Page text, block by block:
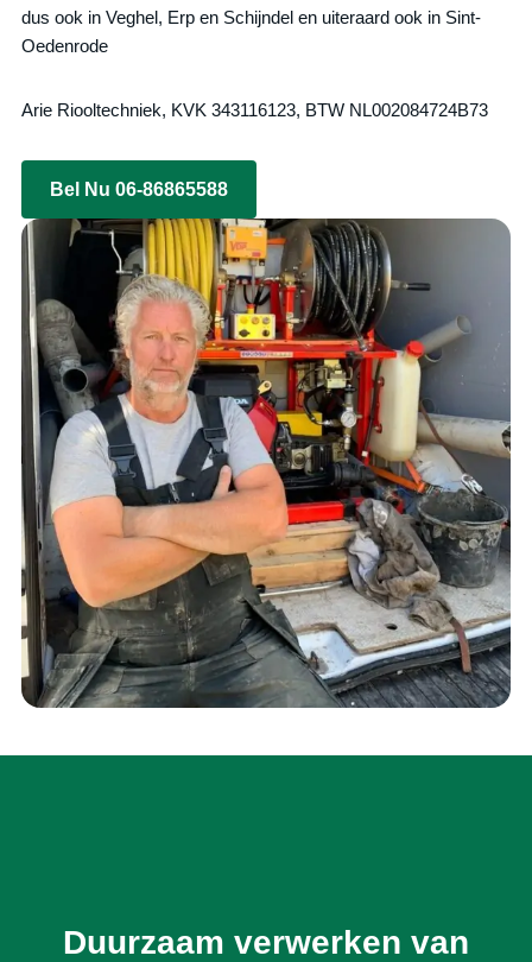
dus ook in Veghel, Erp en Schijndel en uiteraard ook in Sint-
Oedenrode
Arie Riooltechniek, KVK 343116123, BTW NL002084724B73
Bel Nu 06-86865588
Duurzaam verwerken van